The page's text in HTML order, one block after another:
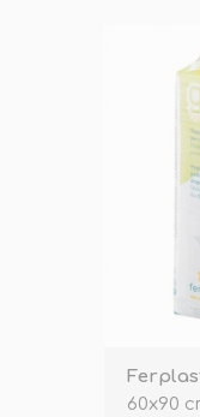
60x90